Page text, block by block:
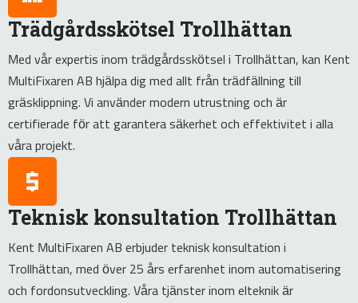
Trädgårdsskötsel Trollhättan
Med vår expertis inom trädgårdsskötsel i Trollhättan, kan Kent
MultiFixaren AB hjälpa dig med allt från trädfällning till
gräsklippning. Vi använder modern utrustning och är
certifierade för att garantera säkerhet och effektivitet i alla
våra projekt.
Teknisk konsultation Trollhättan
Kent MultiFixaren AB erbjuder teknisk konsultation i
Trollhättan, med över 25 års erfarenhet inom automatisering
och fordonsutveckling. Våra tjänster inom elteknik är